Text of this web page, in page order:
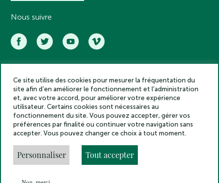
Nous suivre
Académie des inscriptions et belles lettres – Tous droits réservés
2025
Politique de confidentialité
Mentions légales
Crédits
Gestion des cookies
Made by
Ce site utilise des cookies pour mesurer la fréquentation du
site afin d’en améliorer le fonctionnement et l’administration
et, avec votre accord, pour améliorer votre expérience
utilisateur. Certains cookies sont nécessaires au
fonctionnement du site. Vous pouvez accepter, gérer vos
préférences par finalité ou continuer votre navigation sans
accepter. Vous pouvez changer ce choix à tout moment.
Personnaliser Tout accepter